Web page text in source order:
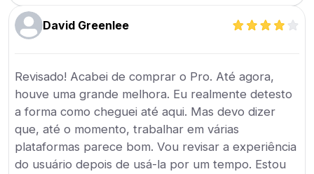
David Greenlee
Revisado! Acabei de comprar o Pro. Até agora,
houve uma grande melhora. Eu realmente detesto
a forma como cheguei até aqui. Mas devo dizer
que, até o momento, trabalhar em várias
plataformas parece bom. Vou revisar a experiência
do usuário depois de usá-la por um tempo. Estou